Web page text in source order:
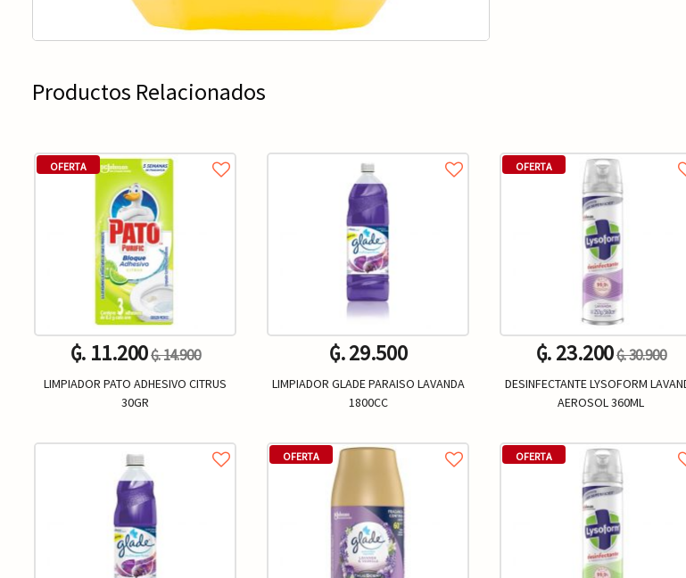
Productos Relacionados
OFERTA
₲. 11.200₲. 14.900
LIMPIADOR PATO ADHESIVO CITRUS
30GR
₲. 29.500
LIMPIADOR GLADE PARAISO LAVANDA
1800CC
OFERTA
OFERTA
₲. 23.200₲. 30.900
DESINFECTANTE LYSOFORM
AEROSOL 360ML
OFERTA